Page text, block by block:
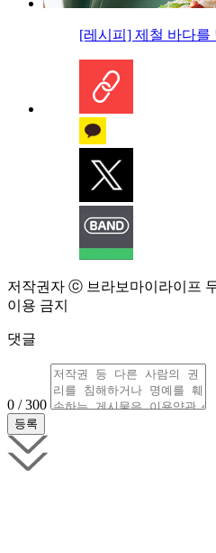
[레시피] 제철 바다를
저작권자 ⓒ 브라보마이라이프
이용 금지
댓글
0 / 300